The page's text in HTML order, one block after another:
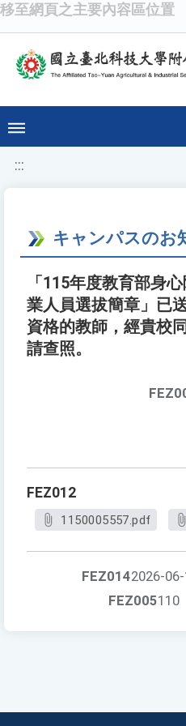
移至網頁之主要內容區位置
:::
キャンパスのお
「115年度教育部身
業人員選拔簡章」已
資格的教師，經貴校
請查照。
FEZ012
1150005557.pdf
FEZ0142026-
FEZ005110